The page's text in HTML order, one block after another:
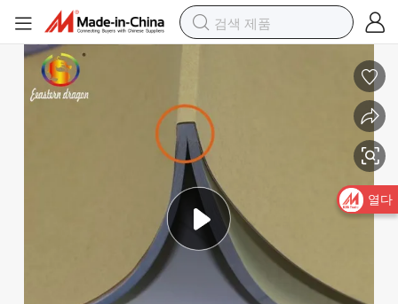
비탄소지 파란색 이미지 NCR 용지
열다